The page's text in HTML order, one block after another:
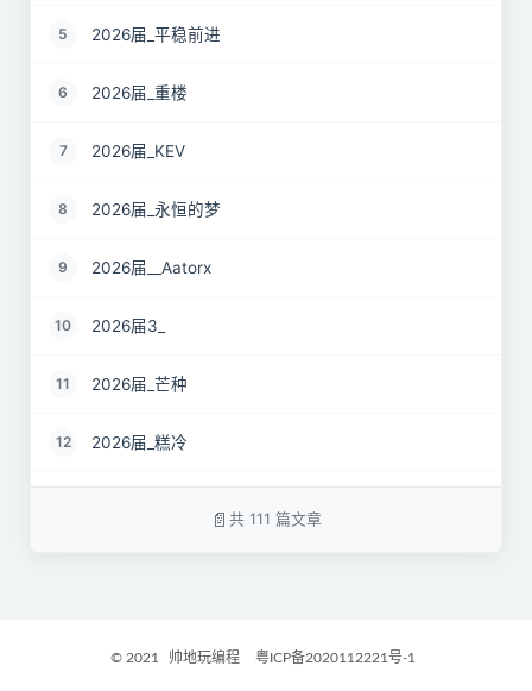
5 2026届_平稳前进
6 2026届_重楼
7 2026届_KEV
8 2026届_永恒的梦
9 2026届__Aatorx
10 2026届3_
11 2026届_芒种
12 2026届_糕冷
共 111 篇文章
© 2021 帅地玩编程 粤ICP备2020112221号-1